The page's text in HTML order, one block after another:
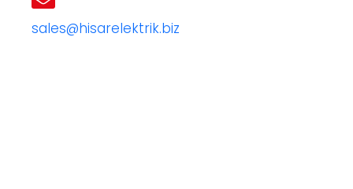
sales@hisarelektrik.biz